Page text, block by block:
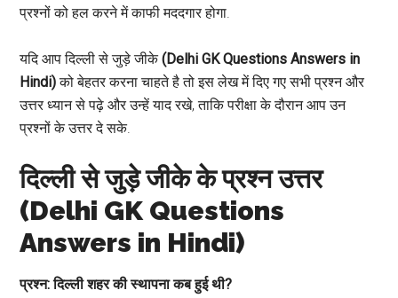
प्रश्नों को हल करने में काफी मददगार होगा.
यदि आप दिल्ली से जुड़े जीके(Delhi GK QuestionsAnswers in
Hindi)को बेहतर करना चाहते है तो इस लेख में दिए गए सभी प्रश्न और
उत्तर ध्यान से पढ़े और उन्हें याद रखे, ताकि परीक्षा के दौरान आप उन
प्रश्नों के उत्तर दे सके.
दिल्ली से जुड़े जीके के प्रश्न उत्तर
(Delhi GK Questions
Answers in Hindi)
प्रश्न: दिल्ली शहर की स्थापना कब हुई थी?